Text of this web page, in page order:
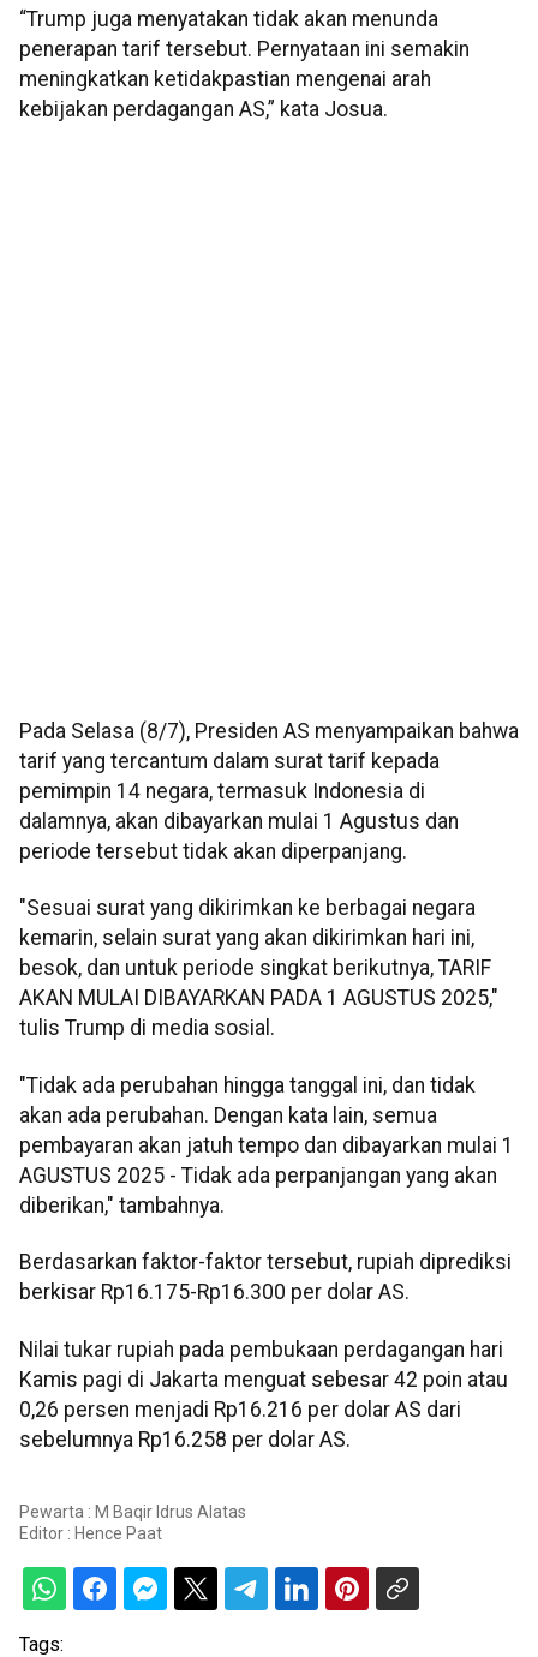
“Trump juga menyatakan tidak akan menunda
penerapan tarif tersebut. Pernyataan ini semakin
meningkatkan ketidakpastian mengenai arah
kebijakan perdagangan AS,” kata Josua.
Pada Selasa (8/7), Presiden AS menyampaikan bahwa
tarif yang tercantum dalam surat tarif kepada
pemimpin 14 negara, termasuk Indonesia di
dalamnya, akan dibayarkan mulai 1 Agustus dan
periode tersebut tidak akan diperpanjang.
"Sesuai surat yang dikirimkan ke berbagai negara
kemarin, selain surat yang akan dikirimkan hari ini,
besok, dan untuk periode singkat berikutnya, TARIF
AKAN MULAI DIBAYARKAN PADA 1 AGUSTUS 2025,"
tulis Trump di media sosial.
"Tidak ada perubahan hingga tanggal ini, dan tidak
akan ada perubahan. Dengan kata lain, semua
pembayaran akan jatuh tempo dan dibayarkan mulai 1
AGUSTUS 2025 - Tidak ada perpanjangan yang akan
diberikan," tambahnya.
Berdasarkan faktor-faktor tersebut, rupiah diprediksi
berkisar Rp16.175-Rp16.300 per dolar AS.
Nilai tukar rupiah pada pembukaan perdagangan hari
Kamis pagi di Jakarta menguat sebesar 42 poin atau
0,26 persen menjadi Rp16.216 per dolar AS dari
sebelumnya Rp16.258 per dolar AS.
Pewarta : M Baqir Idrus Alatas
Editor : Hence Paat
Tags: